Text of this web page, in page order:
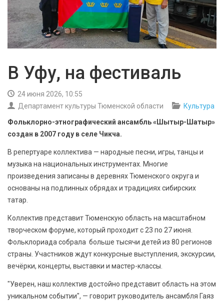
АРХИВ PDF
В Уфу, на фестиваль
24 июня 2026, 10:55
Департамент культуры Тюменской области
Культура
Фольклорно-этнографический ансамбль «Шытыр-Шатыр»
создан в 2007 году в селе Чикча.
В репертуаре коллектива — народные песни, игры, танцы и
музыка на национальных инструментах. Многие
произведения записаны в деревнях Тюменского округа и
основаны на подлинных обрядах и традициях сибирских
татар.
Коллектив представит Тюменскую область на масштабном
творческом форуме, который проходит с 23 по 27 июня.
Фольклориада собрала больше тысячи детей из 80 регионов
страны. Участников ждут конкурсные выступления, экскурсии,
вечёрки, концерты, выставки и мастер-классы.
"Уверен, наш коллектив достойно представит область на этом
уникальном событии", — говорит руководитель ансамбля Гаяз